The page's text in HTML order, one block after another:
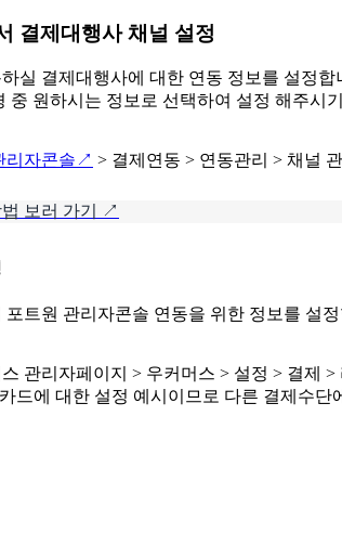
결제대행사 채널 설정
실 결제대행사에 대한 연동 정보를 설정합
중 원하시는 정보로 선택하여 설정 해주시
리자콘솔↗ > 결제연동 > 연동관리 > 채널
보러 가기 ↗
트원 관리자콘솔 연동을 위한 정보를 설
관리자페이지 > 우커머스 > 설정 > 결제
드에 대한 설정 예시이므로 다른 결제수